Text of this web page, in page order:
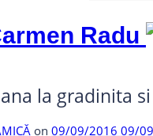
Radu
la gradinita
on 09/09/2016 09/